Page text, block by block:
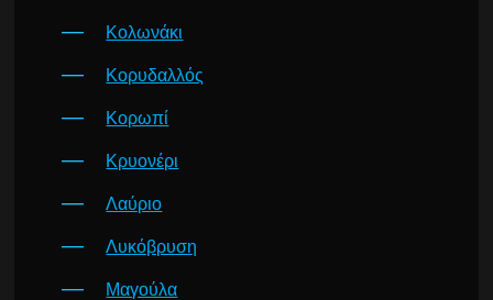
Κολωνάκι
Κορυδαλλός
Κορωπί
Κρυονέρι
Λαύριο
Λυκόβρυση
Μαγούλα